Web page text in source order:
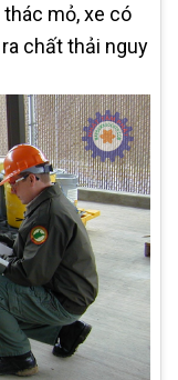
mỏ, xe có
chất thải nguy